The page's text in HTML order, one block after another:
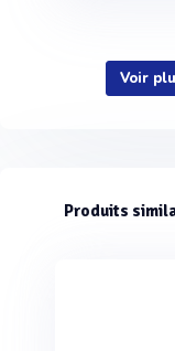
Voir
Produits